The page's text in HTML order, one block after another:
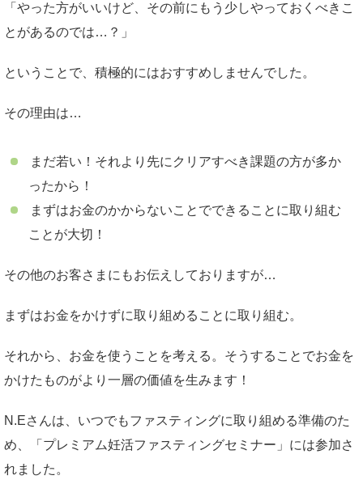
「やった方がいいけど、その前にもう少しやっておくべきこ
とがあるのでは…？」
ということで、積極的にはおすすめしませんでした。
その理由は…
まだ若い！それより先にクリアすべき課題の方が多か
ったから！
まずはお金のかからないことでできることに取り組む
ことが大切！
その他のお客さまにもお伝えしておりますが…
まずはお金をかけずに取り組めることに取り組む。
それから、お金を使うことを考える。そうすることでお金を
かけたものがより一層の価値を生みます！
N.Eさんは、いつでもファスティングに取り組める準備のた
め、「プレミアム妊活ファスティングセミナー」には参加さ
れました。